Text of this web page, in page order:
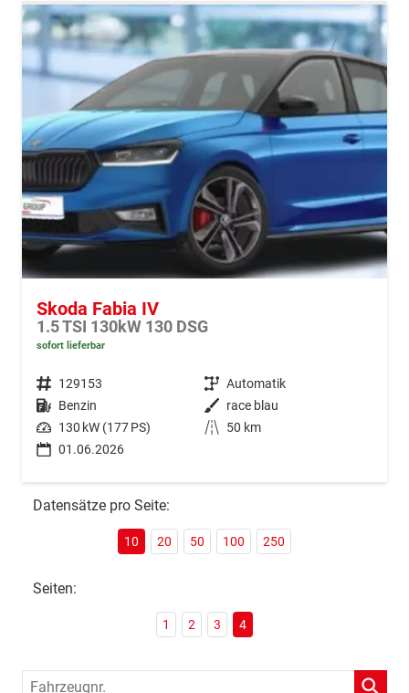
Skoda Fabia IV
1.5 TSI 130kW 130 DSG
sofort lieferbar
Fahrzeugnr. 129153 Getriebe Automatik
Kraftstoff Benzin Außenfarbe race blau
Leistung 130 kW (177 PS) Kilometerstand
50 km
01.06.2026
Datensätze pro Seite:
10 20 50 100 250
Seiten:
1 2 3 4
Fahrzeugnr.